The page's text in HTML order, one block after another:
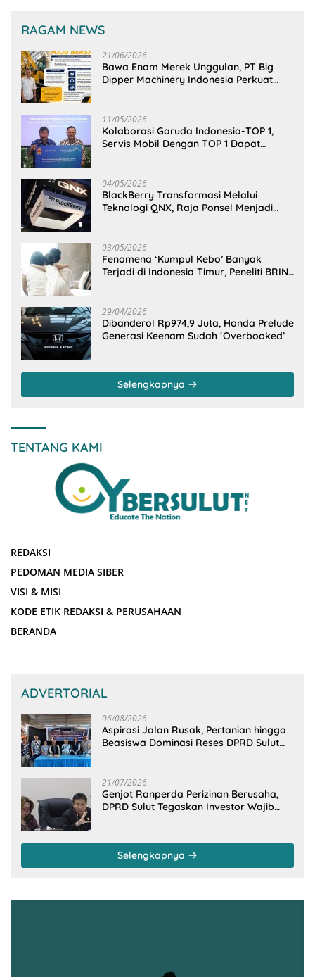
RAGAM NEWS
21/06/2026
Bawa Enam Merek Unggulan, PT Big
Dipper Machinery Indonesia Perkuat
11/05/2026
Kolaborasi Garuda Indonesia-TOP 1,
Servis Mobil Dengan TOP 1 Dapat
04/05/2026
BlackBerry Transformasi Melalui
Teknologi QNX, Raja Ponsel Menjadi
03/05/2026
Fenomena ‘Kumpul Kebo’ Banyak
Terjadi di Indonesia Timur, Peneliti BRIN
29/04/2026
Dibanderol Rp974,9 Juta, Honda Prelude
Generasi Keenam Sudah ‘Overbooked’
Selengkapnya
TENTANG KAMI
REDAKSI
PEDOMAN MEDIA SIBER
VISI & MISI
KODE ETIK REDAKSI & PERUSAHAAN
BERANDA
ADVERTORIAL
06/08/2026
Aspirasi Jalan Rusak, Pertanian hingga
Beasiswa Dominasi Reses DPRD Sulut
21/07/2026
Genjot Ranperda Perizinan Berusaha,
DPRD Sulut Tegaskan Investor Wajib
Selengkapnya